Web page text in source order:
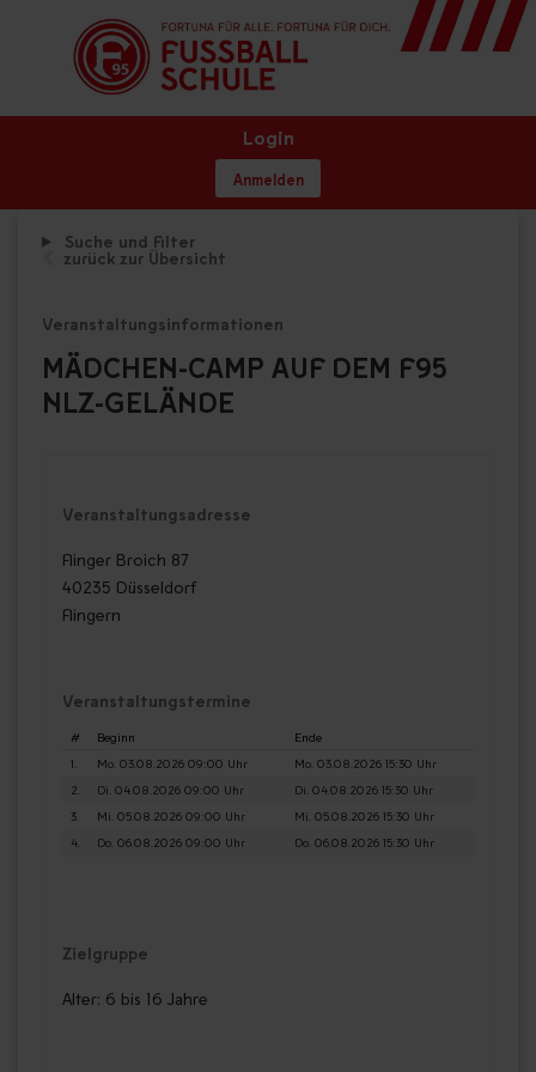
Login
Anmelden
Suche und Filter
zurück zur Übersicht
Veranstaltungsinformationen
MÄDCHEN-CAMP AUF DEM F95
NLZ-GELÄNDE
Veranstaltungsadresse
Flinger Broich 87
40235 Düsseldorf
Flingern
Veranstaltungstermine
# Beginn
Ende
1.
Mo. 03.08.2026 09:00 Uhr
Mo. 03.08.2026 15:30 Uhr
2.
Di. 04.08.2026 09:00 Uhr
Di. 04.08.2026 15:30 Uhr
3.
Mi. 05.08.2026 09:00 Uhr
Mi. 05.08.2026 15:30 Uhr
4.
Do. 06.08.2026 09:00 Uhr Do. 06.08.2026 15:30 Uhr
Zielgruppe
Alter: 6 bis 16 Jahre